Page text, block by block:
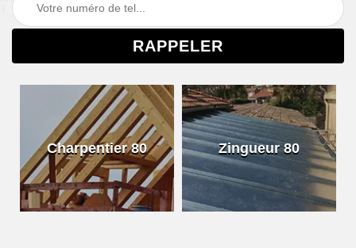
Charpentier 80 Zingueur 80